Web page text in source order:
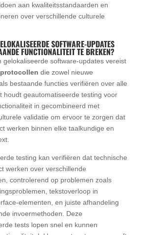
aan kwaliteitsstandaarden en
over verschillende culturele
SOFTWARE-UPDATES
FUNCTIONALITEIT TE BREKEN?
gelokaliseerde software-updates vereist
die zowel nieuwe
bestaande functies verifiëren over alle
houdt geautomatiseerde testing voor
in gecombineerd met
validatie om ervoor te zorgen dat
werken binnen elke taalkundige en
testing kan verifiëren dat technische
werken over verschillende
controlerend op problemen zoals
tekstoverloop in
elementen, en juiste afhandeling
invoermethoden. Deze
tests lopen snel en kunnen